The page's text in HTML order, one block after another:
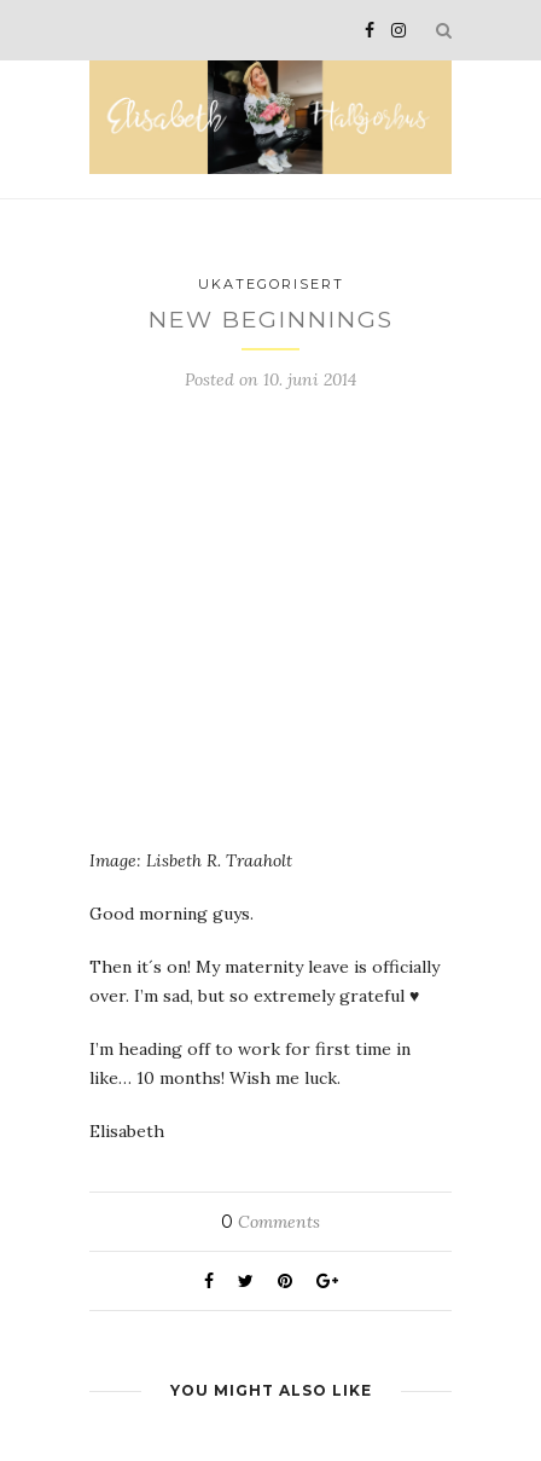
UKATEGORISERT
NEW BEGINNINGS
Posted on 10. juni 2014
Image: Lisbeth R. Traaholt
Good morning guys.
Then it´s on! My maternity leave is officially
over. I’m sad, but so extremely grateful ♥
I’m heading off to work for first time in
like… 10 months! Wish me luck.
Elisabeth
0 Comments
YOU MIGHT ALSO LIKE